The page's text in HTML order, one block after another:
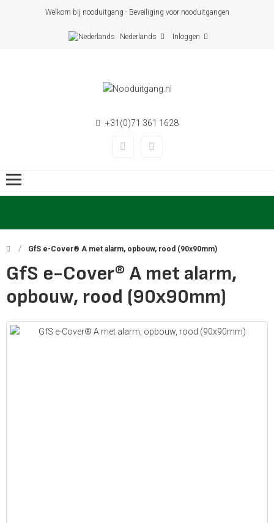
Welkom bij nooduitgang - Beveiliging voor nooduitgangen
Nederlands Inloggen
+31(0)71 361 1628
GfS e-Cover® A met alarm, opbouw, rood (90x90mm)
GfS e-Cover® A met alarm,
opbouw, rood (90x90mm)